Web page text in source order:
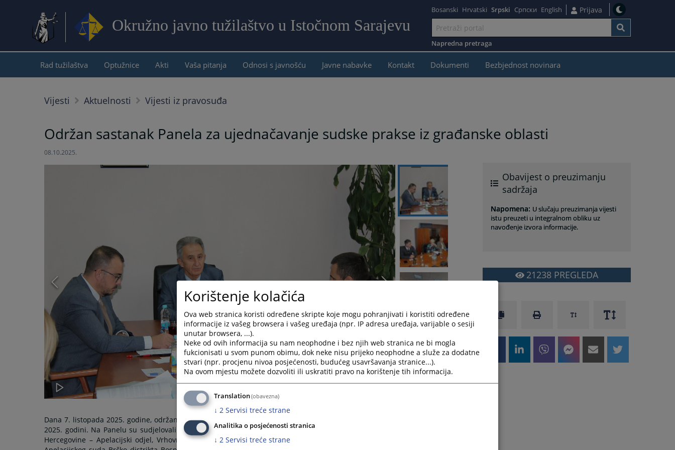
Okružno javno tužilaštvo u Istočnom Sarajevu
sadržaj
Bosanski Hrvatski Srpski Српски English Prijava
Napredna pretraga
Rad tužilaštva Optužnice Akti Vaša pitanja Odnosi s javnošću Javne nabavke Kontakt Dokumenti Bezbjednost novinara
Vijesti Aktuelnosti Vijesti iz pravosuđa
Održan sastanak Panela za ujednačavanje sudske prakse iz građanske oblasti
08.10.2025.
Dana 7. listopada 2025. godine, održan je Panel za ujednačavanje sudske prakse iz građanske oblasti, drugi po redu u
2025. godini. Na Panelu su sudjelovali suci najviših sudova u Bosni i Hercegovini, odnosno predstavnici Suda Bosne i
Hercegovine – Apelacijski odjel, Vrhovnog suda Republike Srpske, Vrhovnog suda Federacije Bosne i Hercegovine te
Obavijest o preuzimanju
sadržaja
Napomena: U slučaju preuzimanja vijesti
istu preuzeti u integralnom obliku uz
navođenje izvora informacije.
21238PREGLEDA
Korištenje kolačića
Ova web stranica koristi određene skripte koje mogu pohranjivati i koristiti određene
informacije iz vašeg browsera i vašeg uređaja (npr. IP adresa uređaja, varijable o sesiji
unutar browsera, ...).
Neke od ovih informacija su nam neophodne i bez njih web stranica ne bi mogla
fukcionisati u svom punom obimu, dok neke nisu prijeko neophodne a služe za dodatne
stvari (npr. procjenu nivoa posjećenosti, budućeg usavršavanja stranice...).
Na ovom mjestu možete dozvoliti ili uskratiti pravo na korištenje tih informacija.
Translation(obavezna)
↓ 2 Servisi treće strane
Analitika o posjećenosti stranica
↓ 2 Servisi treće strane